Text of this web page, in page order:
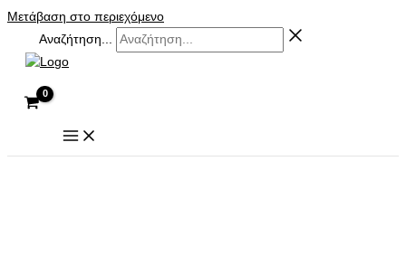
Μετάβαση στο περιεχόμενο
Αναζήτηση...